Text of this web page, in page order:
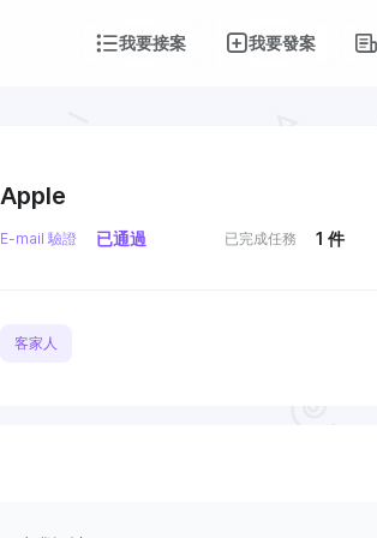
我要接案 我要發案
Apple
E-mail 驗證 已通過 已完成任務 1 件
客家人